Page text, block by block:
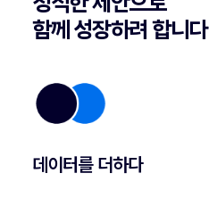
정직한 제안으로
함께 성장하려 합니다
데이터를 더하다